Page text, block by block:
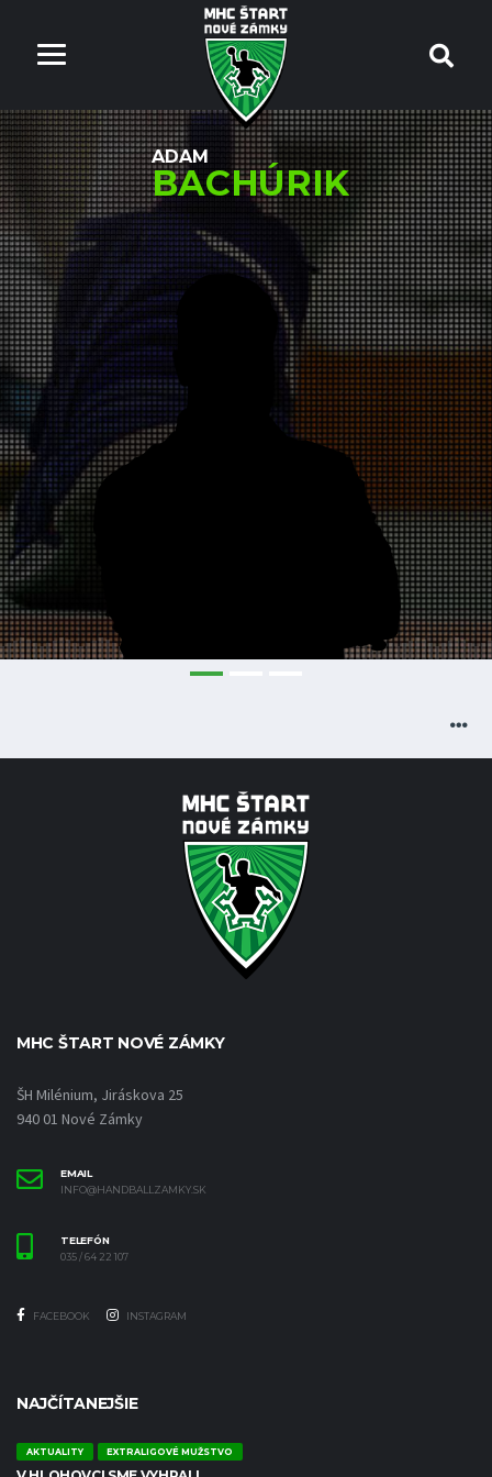
ADAM
BACHÚRIK
MHC ŠTART NOVÉ ZÁMKY
ŠH Milénium, Jiráskova 25
940 01 Nové Zámky
EMAIL
INFO@HANDBALLZAMKY.SK
TELEFÓN
035 / 64 22 107
FACEBOOK INSTAGRAM
NAJČÍTANEJŠIE
AKTUALITY EXTRALIGOVÉ MUŽSTVO